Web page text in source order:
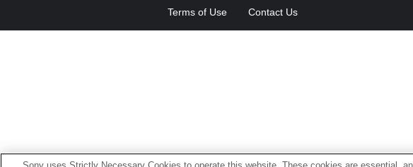
Terms of Use Contact Us